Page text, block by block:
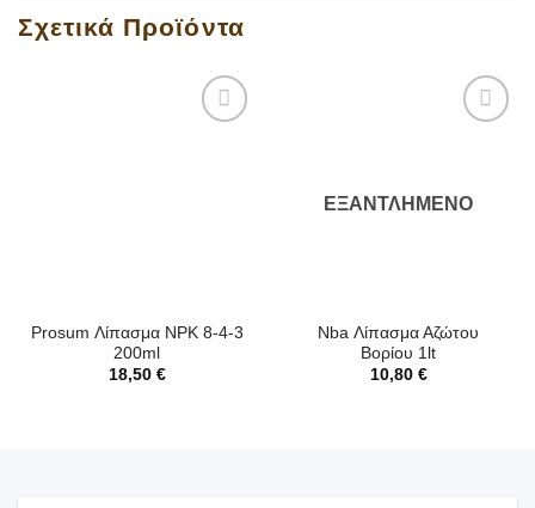
Σχετικά Προϊόντα
Prosum Λίπασμα NPK 8-4-3
200ml
18,50 €
ΕΞΑΝΤΛΗΜΈΝΟ
Nba Λίπασμα Αζώτου
Βορίου 1lt
10,80 €